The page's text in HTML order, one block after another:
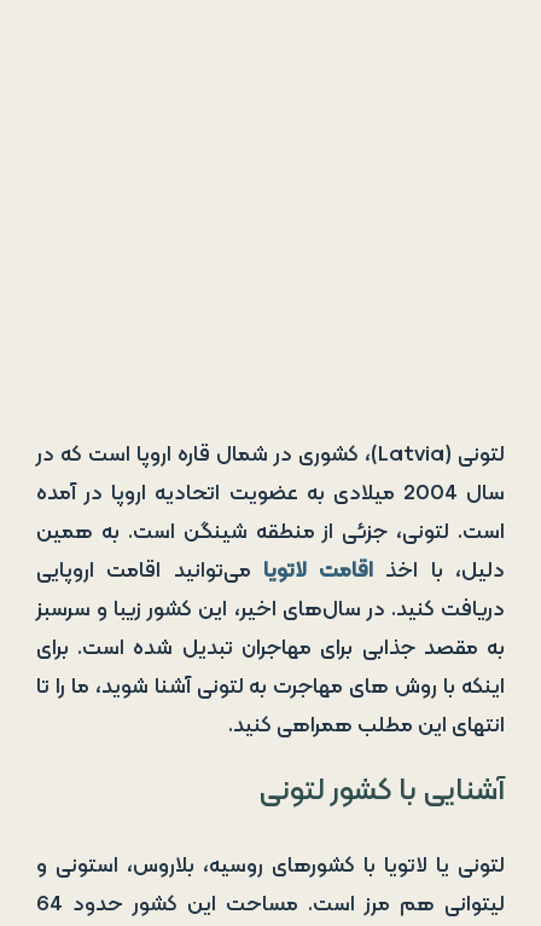
لتونی (Latvia)، کشوری در شمال قاره اروپا است که در
سال 2004 میلادی به عضویت اتحادیه اروپا در آمده
است. لتونی، جزئی از منطقه شینگن است. به همین
دلیل، با اخذ اقامت لاتویا می‌توانید اقامت اروپایی
دریافت کنید. در سال‌های اخیر، این کشور زیبا و سرسبز
به مقصد جذابی برای مهاجران تبدیل شده است. برای
اینکه با روش‌ های مهاجرت به لتونی آشنا شوید، ما را تا
انتهای این مطلب همراهی کنید.
آشنایی با کشور لتونی
لتونی یا لاتویا با کشورهای روسیه، بلاروس، استونی و
لیتوانی هم مرز است. مساحت این کشور حدود 64